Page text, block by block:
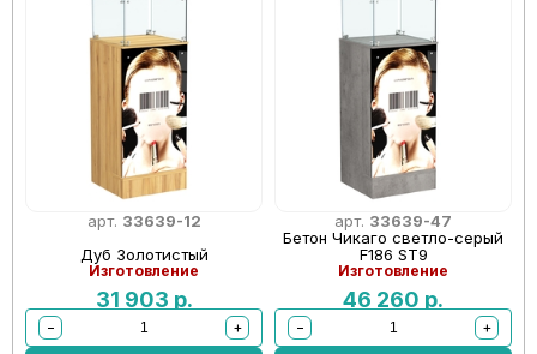
арт. 33639-12
Дуб Золотистый
Изготовление
31 903 р.
−
+
арт. 33639-47
Бетон Чикаго светло-серый
F186 ST9
Изготовление
46 260 р.
−
+